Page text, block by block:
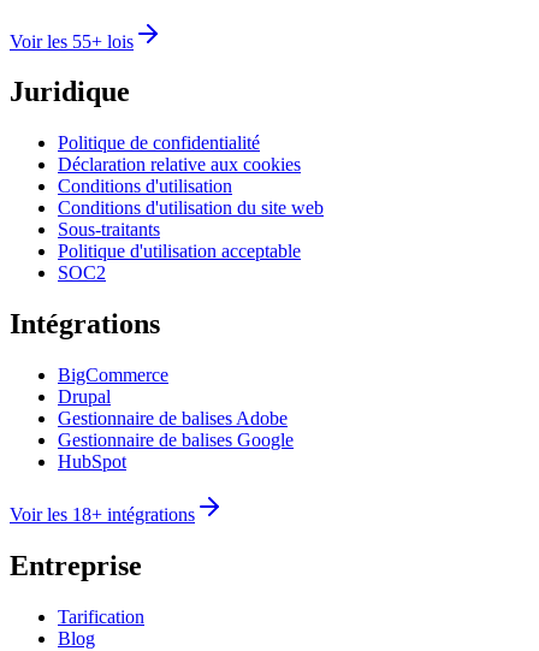
Voir les 55+ lois
Juridique
Politique de confidentialité
Déclaration relative aux cookies
Conditions d'utilisation
Conditions d'utilisation du site web
Sous-traitants
Politique d'utilisation acceptable
SOC2
Intégrations
BigCommerce
Drupal
Gestionnaire de balises Adobe
Gestionnaire de balises Google
HubSpot
Voir les 18+ intégrations
Entreprise
Tarification
Blog